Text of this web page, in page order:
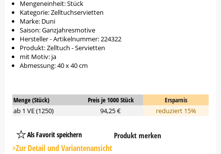
Mengeneinheit: Stück
Kategorie: Zelltuchservietten
Marke: Duni
Saison: Ganzjahresmotive
Hersteller - Artikelnummer: 224322
Produkt: Zelltuch - Servietten
mit Motiv: ja
Abmessung: 40 x 40 cm
Menge (Stück) Preis je 1000 Stück
Ersparnis
ab 1 VE (1250)
94,25 € reduziert 15%
Als Favorit speichern
Platzhalter
Button
Produkt merken
>Zur Detail und Variantenansicht